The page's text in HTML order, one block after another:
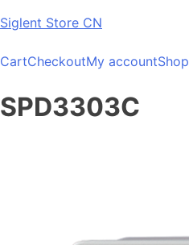
Skip
content
Siglent Store CN
CartCheckoutMy accountShop
SPD3303C